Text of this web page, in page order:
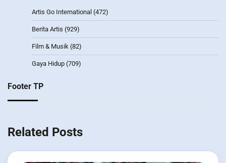
Artis Go International (472)
Berita Artis (929)
Film & Musik (82)
Gaya Hidup (709)
Footer TP
Related Posts